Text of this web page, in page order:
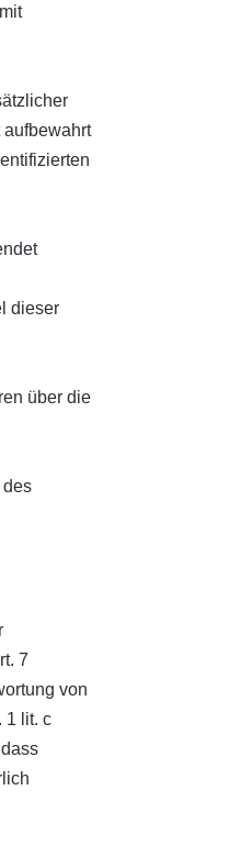
aufbewahrt
dieser
über die
des
7
von
1 lit. c